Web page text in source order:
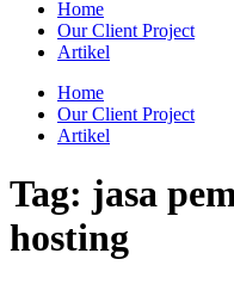
Home
Our Client Project
Artikel
Home
Our Client Project
Artikel
Tag: jasa
hosting